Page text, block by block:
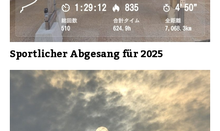
Sportlicher Abgesang für 2025